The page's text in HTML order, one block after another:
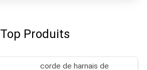
Top Produits
corde de harnais de